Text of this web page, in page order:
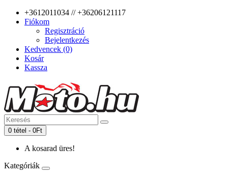
+3612011034 // +36206121117
Fiókom
Regisztráció
Bejelentkezés
Kedvencek (0)
Kosár
Kassza
0 tétel - 0Ft
A kosarad üres!
Kategóriák